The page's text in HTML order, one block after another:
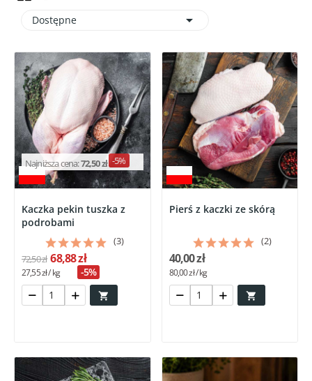
Dostępne 
Kaczka pekin tuszka z
podrobami
(3)

72,50 zł 68,88 zł
27,55 zł / kg
Najniższa cena:72,50 zł -5%
-5%
Pierś z kaczki ze skórą
(2)

40,00 zł
80,00 zł / kg